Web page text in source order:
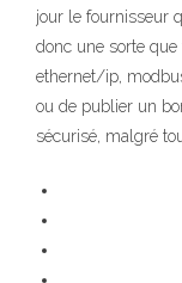
jour le fournisseur
donc une sorte
ethernet/ip,
ou de publier un
sécurisé, malgré